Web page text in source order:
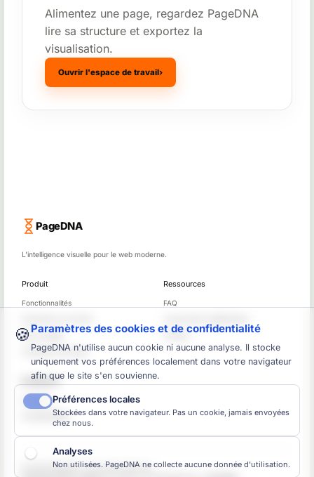
Alimentez une page, regardez PageDNA
lire sa structure et exportez la
visualisation.
Ouvrir l'espace de travail›
PageDNA
L'intelligence visuelle pour le web moderne.
Produit
Fonctionnalités
Cas d'usage
Comparez des sites
Ressources
FAQ
Contact
Entreprise
À propos
Confidentialité
© 2026 PageDNA. Tous droits réservés.
🍪 Paramètres des cookies et de confidentialité
PageDNA n'utilise aucun cookie ni aucune analyse. Il stocke
uniquement vos préférences localement dans votre navigateur
afin que le site s'en souvienne.
Préférences locales
Stockées dans votre navigateur. Pas un cookie, jamais envoyées
chez nous.
Analyses
Non utilisées. PageDNA ne collecte aucune donnée d'utilisation.